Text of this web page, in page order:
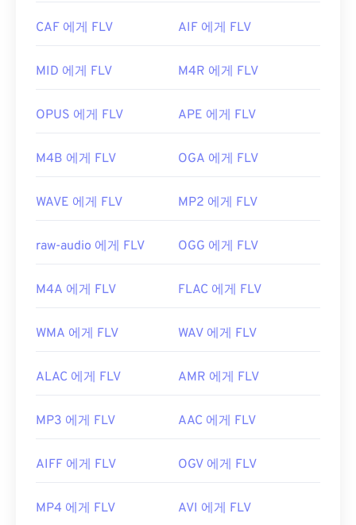
유용한 링크:
https://en.wikipedia.org/wiki/.m2ts
의 여러 제품에서 열 수 있습니다. FLV를 열 수 있는
Player,RealNetworks RealPlayer Cloud
개발자: Adobe
https://en.wikipedia.org/wiki/플래시_비디오
CAF 에게 FLV AIF 에게 FLV
MID 에게 FLV M4R 에게 FLV
OPUS 에게 FLV APE 에게 FLV
M4B 에게 FLV OGA 에게 FLV
WAVE 에게 FLV MP2 에게 FLV
raw-audio 에게 FLV OGG 에게 FLV
M4A 에게 FLV FLAC 에게 FLV
WMA 에게 FLV WAV 에게 FLV
ALAC 에게 FLV AMR 에게 FLV
MP3 에게 FLV AAC 에게 FLV
AIFF 에게 FLV OGV 에게 FLV
MP4 에게 FLV AVI 에게 FLV